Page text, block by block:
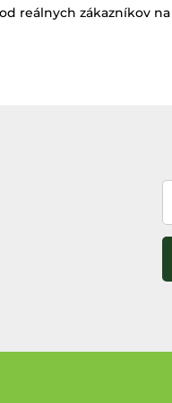
reálnych zákazníkov